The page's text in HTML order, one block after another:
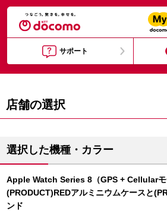
サポート
店舗の選択
選択した機種・カラー
Apple Watch Series 8（GPS + Cellular
(PRODUCT)REDアルミニウムケースと
ンド